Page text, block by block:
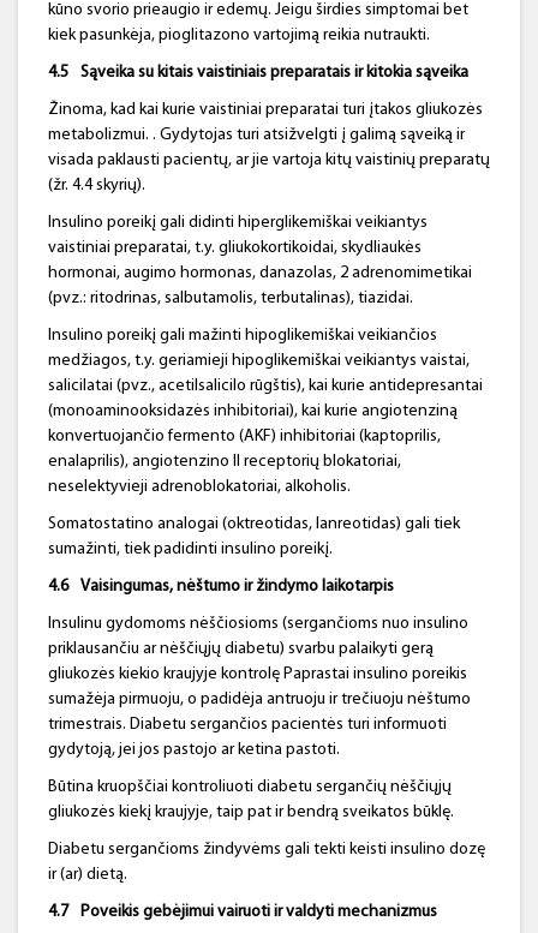
kūno svorio prieaugio ir edemų. Jeigu širdies simptomai bet
kiek pasunkėja, pioglitazono vartojimą reikia nutraukti.
4.5 Sąveika su kitais vaistiniais preparatais ir kitokia sąveika
Žinoma, kad kai kurie vaistiniai preparatai turi įtakos gliukozės
metabolizmui. . Gydytojas turi atsižvelgti į galimą sąveiką ir
visada paklausti pacientų, ar jie vartoja kitų vaistinių preparatų
(žr. 4.4 skyrių).
Insulino poreikį gali didinti hiperglikemiškai veikiantys
vaistiniai preparatai, t.y. gliukokortikoidai, skydliaukės
hormonai, augimo hormonas, danazolas, 2 adrenomimetikai
(pvz.: ritodrinas, salbutamolis, terbutalinas), tiazidai.
Insulino poreikį gali mažinti hipoglikemiškai veikiančios
medžiagos, t.y. geriamieji hipoglikemiškai veikiantys vaistai,
salicilatai (pvz., acetilsalicilo rūgštis), kai kurie antidepresantai
(monoaminooksidazės inhibitoriai), kai kurie angiotenziną
konvertuojančio fermento (AKF) inhibitoriai (kaptoprilis,
enalaprilis), angiotenzino II receptorių blokatoriai,
neselektyvieji adrenoblokatoriai, alkoholis.
Somatostatino analogai (oktreotidas, lanreotidas) gali tiek
sumažinti, tiek padidinti insulino poreikį.
4.6 Vaisingumas, nėštumo ir žindymo laikotarpis
Insulinu gydomoms nėščiosioms (sergančioms nuo insulino
priklausančiu ar nėščiųjų diabetu) svarbu palaikyti gerą
gliukozės kiekio kraujyje kontrolę Paprastai insulino poreikis
sumažėja pirmuoju, o padidėja antruoju ir trečiuoju nėštumo
trimestrais. Diabetu sergančios pacientės turi informuoti
gydytoją, jei jos pastojo ar ketina pastoti.
Būtina kruopščiai kontroliuoti diabetu sergančių nėščiųjų
gliukozės kiekį kraujyje, taip pat ir bendrą sveikatos būklę.
Diabetu sergančioms žindyvėms gali tekti keisti insulino dozę
ir (ar) dietą.
4.7 Poveikis gebėjimui vairuoti ir valdyti mechanizmus